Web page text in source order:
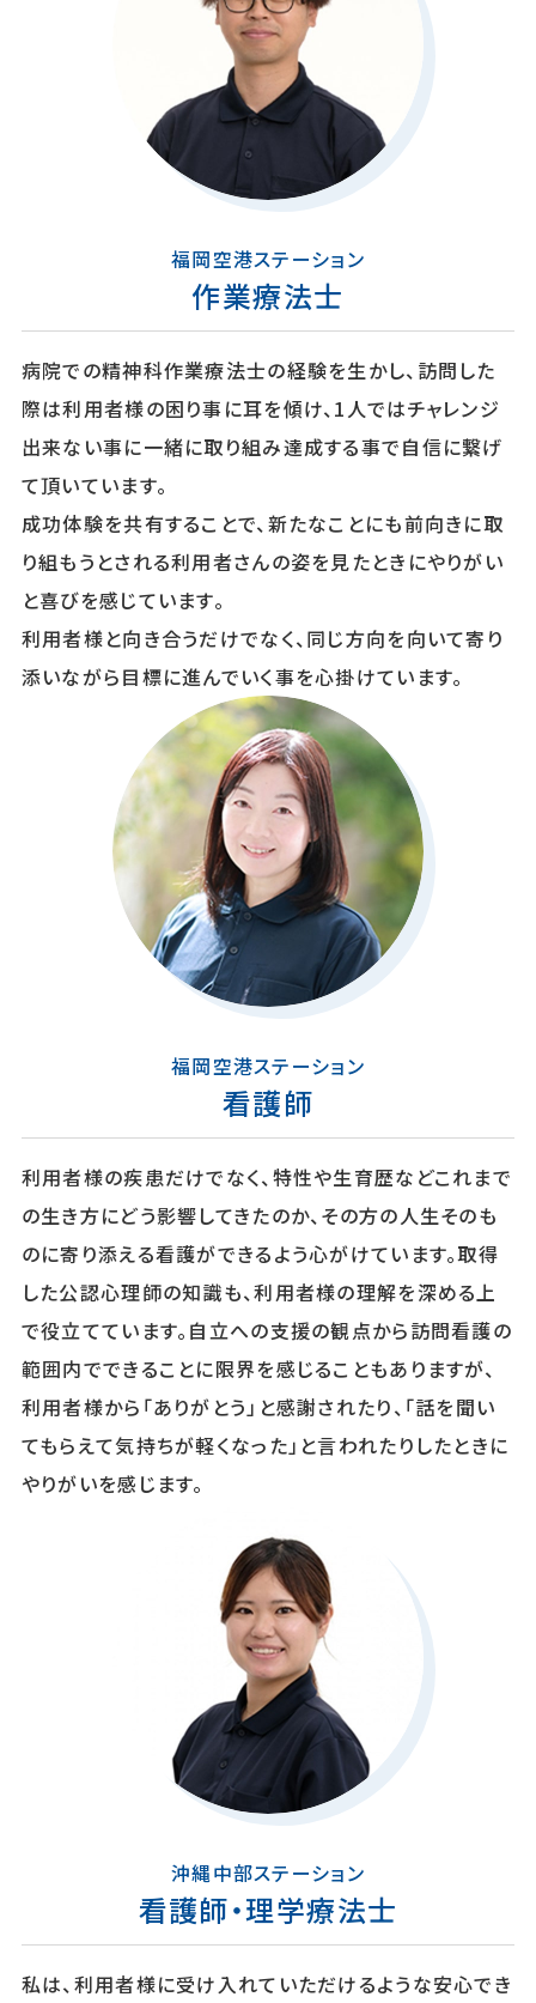
認知症
ASD（自閉スペクトラム症）
パーソナリティー障害
新規の方
現在ご利用中の方
福岡空港ステーション
作業療法士
病院での精神科作業療法士の経験を生かし、訪問した
際は利用者様の困り事に耳を傾け、1人ではチャレンジ
出来ない事に一緒に取り組み達成する事で自信に繋げ
て頂いています。
成功体験を共有することで、新たなことにも前向きに取
り組もうとされる利用者さんの姿を見たときにやりがい
と喜びを感じています。
利用者様と向き合うだけでなく、同じ方向を向いて寄り
添いながら目標に進んでいく事を心掛けています。
福岡空港ステーション
看護師
利用者様の疾患だけでなく、特性や生育歴などこれまで
の生き方にどう影響してきたのか、その方の人生そのも
のに寄り添える看護ができるよう心がけています。取得
した公認心理師の知識も、利用者様の理解を深める上
で役立てています。自立への支援の観点から訪問看護の
範囲内でできることに限界を感じることもありますが、
利用者様から「ありがとう」と感謝されたり、「話を聞い
てもらえて気持ちが軽くなった」と言われたりしたときに
やりがいを感じます。
沖縄中部ステーション
看護師・理学療法士
私は、利用者様に受け入れていただけるような安心でき